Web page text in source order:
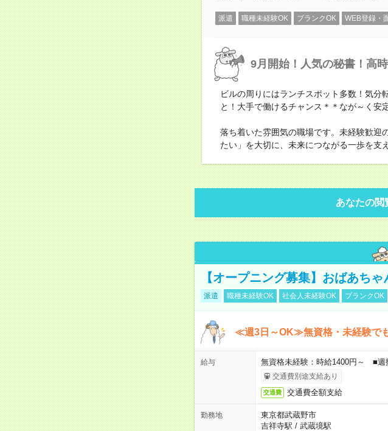
派遣 職種未経験OK ブランクOK WEB登録・
9月開始！人気の秘書！高
ビルの周りにはランチスポット多数！気分
と！大手で働けるチャンス＊＊なが～く安
落ち着いた雰囲気の職場です。未経験歓迎
たい」を大切に、未来につながる一歩を支
あなたの閲
【オープニング募集】おばあち
派遣 職種未経験OK 社会人未経験OK ブランクOK
≪週3日～OK≫無資格・未経験で
給与 無資格未経験：時給1400円～ ■
交通費別途支給あり
交通費 交通費全額支給
勤務地
東京都武蔵野市
吉祥寺駅 / 武蔵境駅